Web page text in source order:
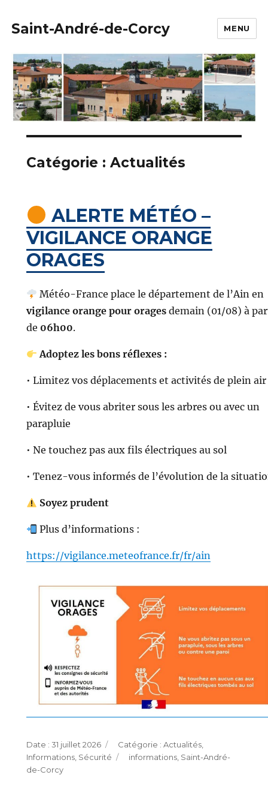
Saint-André-de-Corcy MENU
Catégorie : Actualités
ALERTE MÉTÉO –
VIGILANCE ORANGE
ORAGES
Météo-France place le département de l’Ain en
vigilance orange pour oragesdemain (01/08) à
de 06h00.
Adoptez les bons réflexes :
• Limitez vos déplacements et activités de plein air
• Évitez de vous abriter sous les arbres ou avec un
parapluie
• Ne touchez pas aux fils électriques au sol
• Tenez-vous informés de l’évolution de la
Soyez prudent
Plus d’informations :
https://vigilance.meteofrance.fr/fr/ain
Publié
le
31 juillet 2026 Catégories
Actualités,
Informations, Sécurité Étiquettes
informations, Saint-André-
de-Corcy